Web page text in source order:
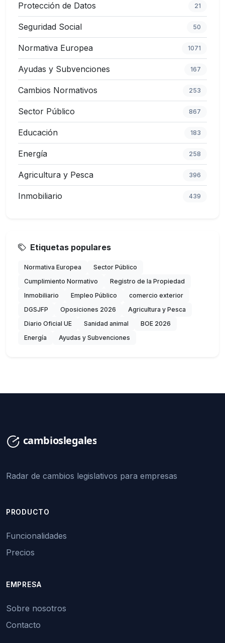
Protección de Datos 21
Seguridad Social 50
Normativa Europea 1071
Ayudas y Subvenciones 167
Cambios Normativos 253
Sector Público 867
Educación 183
Energía 258
Agricultura y Pesca 396
Inmobiliario 439
Etiquetas populares
Normativa Europea
Sector Público
Cumplimiento Normativo
Registro de la Propiedad
Inmobiliario
Empleo Público
comercio exterior
DGSJFP
Oposiciones 2026
Agricultura y Pesca
Diario Oficial UE
Sanidad animal
BOE 2026
Energía
Ayudas y Subvenciones
Radar de cambios legislativos para empresas
PRODUCTO
Funcionalidades
Precios
EMPRESA
Sobre nosotros
Contacto